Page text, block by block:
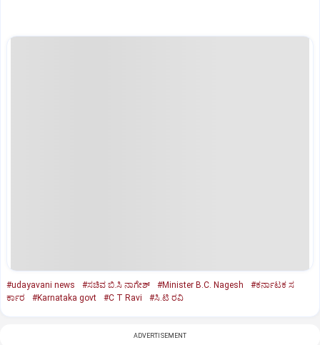
#udayavani news #ಸಚಿವ ಬಿ.ಸಿ ನಾಗೇಶ್ #Minister B.C. Nagesh
#ಕರ್ನಾಟಕ ಸ
ರ್ಕಾರ
#Karnataka govt #C T Ravi #ಸಿ.ಟಿ ರವಿ
ADVERTISEMENT